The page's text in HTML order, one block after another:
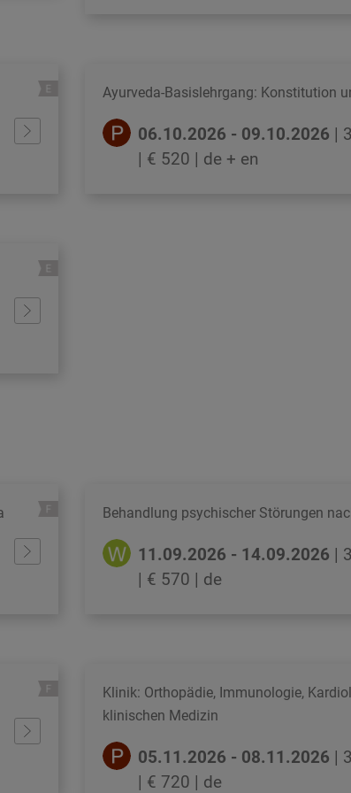
Ayurveda-Basislehrgang: Konstitution
06.10.2026 - 09.10.2026 |
| € 520 | de + en
Behandlung psychischer Störungen
11.09.2026 - 14.09.2026 |
| € 570 | de
Klinik: Orthopädie, Immunologie,
klinischen Medizin
05.11.2026 - 08.11.2026 |
| € 720 | de